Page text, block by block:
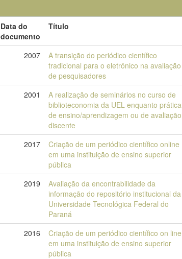
Data do
documento
Título
2007
A transição do periódico científico
tradicional para o eletrônico na avaliação
de pesquisadores
2001
A realização de seminários no curso de
biblioteconomia da UEL enquanto prática
de ensino/aprendizagem ou de avaliação
discente
2017
Criação de um periódico científico online
em uma instituição de ensino superior
pública
2019
Avaliação da encontrabilidade da
informação do repositório institucional da
Universidade Tecnológica Federal do
Paraná
2016
Criação de um periódico científico on line
em uma instituição de ensino superior
pública